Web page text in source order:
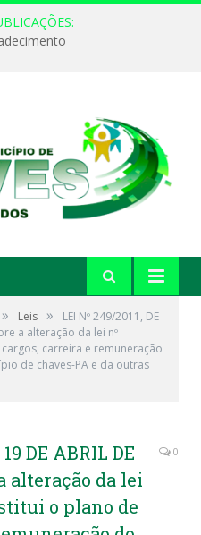
» Leis »
LEI Nº 249/2011, DE
a alteração da lei nº
carreira e remuneração
de chaves-PA e da outras
DE ABRIL DE
alteração da lei
o plano de
0